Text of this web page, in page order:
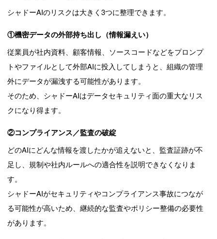
シャドーAIのリスクは大きく3つに整理できます。
①機密データの外部持ち出し（情報漏えい）
従業員が社内資料、顧客情報、ソースコードなどをプロンプ
トやファイルとして外部AIに投入してしまうと、組織の管理
外にデータが漏洩する可能性があります。
そのため、シャドーAIはデータセキュリティ面の重大なリス
クになり得ます。
②コンプライアンス／監査の破綻
どのAIにどんな情報を渡したかが追えないと、監査証跡が不
足し、規制や社内ルールへの適合性を説明できなくなりま
す。
シャドーAIがセキュリティやコンプライアンス事故につなが
る可能性が高いため、継続的な監査やポリシー整備の必要性
があります。